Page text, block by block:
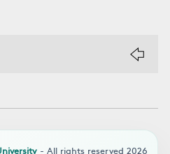
- All rights reserved 2026